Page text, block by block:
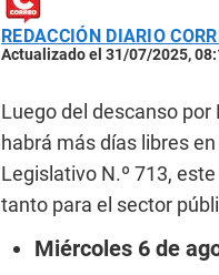
REDACCIÓN DIARIO
Actualizado el 31/07/2025,
Luego del descanso
habrá más días libres
Legislativo N.º 713,
tanto para el sector
Miércoles 6 de